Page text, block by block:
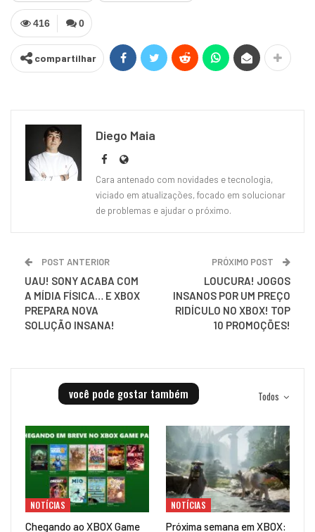
0
416
compartilhar
Diego Maia
Cara antenado com novidades e tecnologia,
viciado em atualizações, focado em solucionar
de problemas e ajudar o próximo.
POST ANTERIOR
UAU! SONY ACABA COM
A MÍDIA FÍSICA… E XBOX
PREPARA NOVA
SOLUÇÃO INSANA!
PRÓXIMO POST
LOUCURA! JOGOS
INSANOS POR UM PREÇO
RIDÍCULO NO XBOX! TOP
10 PROMOÇÕES!
Todos
você pode gostar também
NOTÍCIAS
Chegando ao XBOX Game
NOTÍCIAS
Próxima semana em XBOX: